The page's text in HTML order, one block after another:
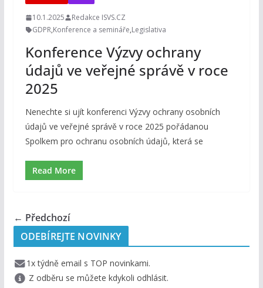
10.1.2025
Redakce ISVS.CZ
GDPR,Konference a semináře,Legislativa
Konference Výzvy ochrany
údajů ve veřejné správě v roce
2025
Nenechte si ujít konferenci Výzvy ochrany osobních
údajů ve veřejné správě v roce 2025 pořádanou
Spolkem pro ochranu osobních údajů, která se
Read More
← Předchozí
ODEBÍREJTE NOVINKY
1x týdně email s TOP novinkami.
Z odběru se můžete kdykoli odhlásit.